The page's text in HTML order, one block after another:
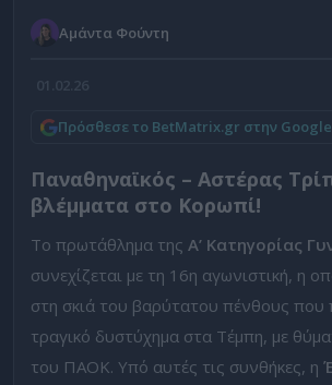
Αμάντα Φούντη
01.02.26
Πρόσθεσε το BetMatrix.gr στην Google
Παναθηναϊκός – Αστέρας
βλέμματα στο Κορωπί!
Το πρωτάθλημα της Α’ Κατηγορίας
συνεχίζεται με τη 16η αγωνιστική, η
στη σκιά του βαρύτατου πένθους που
τραγικό δυστύχημα στα Τέμπη, με
του ΠΑΟΚ. Υπό αυτές τις συνθήκες, η